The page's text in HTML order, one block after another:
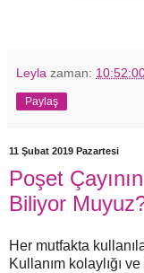
Leyla zaman:
Paylaş
11 Şubat 2019 Pazartesi
Poşet
Biliyor
Her mutfakta
Kullanım kolaylığı